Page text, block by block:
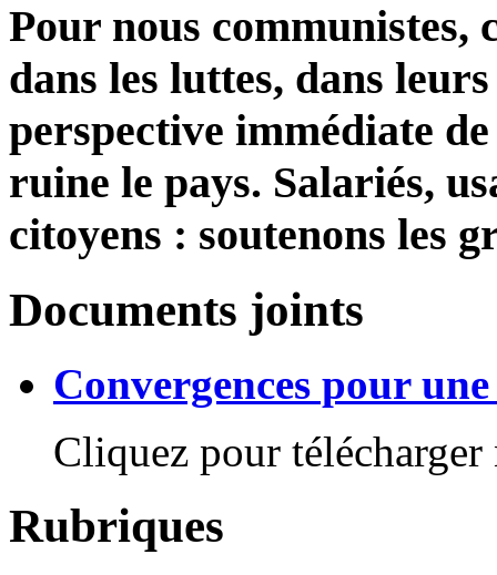
Pour nous communistes,
dans les luttes, dans
perspective immédiate
ruine le pays. Salariés,
citoyens : soutenons les
Documents joints
Convergences pour
Cliquez pour télécharger
Rubriques